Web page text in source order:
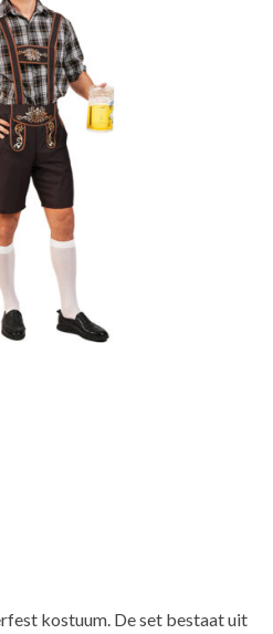
kostuum. De set bestaat uit